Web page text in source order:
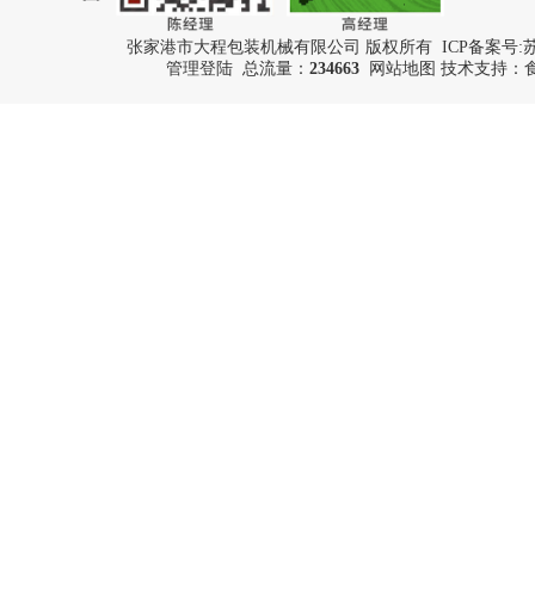
张家港市大程包装机械有限公司 版权所有 ICP备案号:
管理登陆总流量： 234663 网站地图 技术支持：